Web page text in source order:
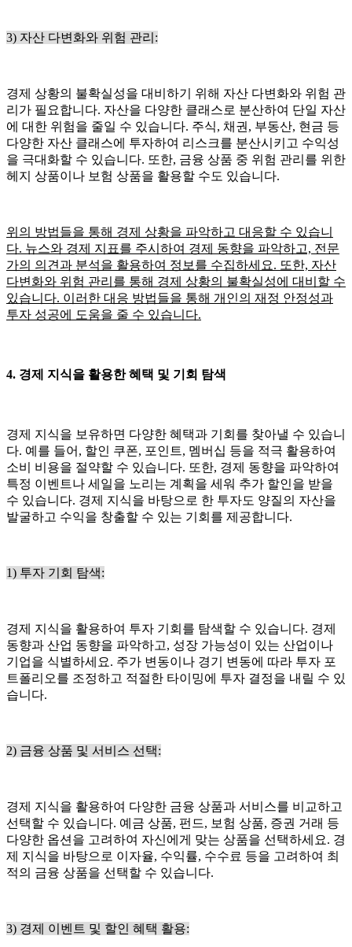
3) 자산 다변화와 위험 관리:
경제 상황의 불확실성을 대비하기 위해 자산 다변화와 위험 관
리가 필요합니다. 자산을 다양한 클래스로 분산하여 단일 자산
에 대한 위험을 줄일 수 있습니다. 주식, 채권, 부동산, 현금 등
다양한 자산 클래스에 투자하여 리스크를 분산시키고 수익성
을 극대화할 수 있습니다. 또한, 금융 상품 중 위험 관리를 위한
헤지 상품이나 보험 상품을 활용할 수도 있습니다.
위의 방법들을 통해 경제 상황을 파악하고 대응할 수 있습니
다. 뉴스와 경제 지표를 주시하여 경제 동향을 파악하고, 전문
가의 의견과 분석을 활용하여 정보를 수집하세요. 또한, 자산
다변화와 위험 관리를 통해 경제 상황의 불확실성에 대비할 수
있습니다. 이러한 대응 방법들을 통해 개인의 재정 안정성과
투자 성공에 도움을 줄 수 있습니다.
4. 경제 지식을 활용한 혜택 및 기회 탐색
경제 지식을 보유하면 다양한 혜택과 기회를 찾아낼 수 있습니
다. 예를 들어, 할인 쿠폰, 포인트, 멤버십 등을 적극 활용하여
소비 비용을 절약할 수 있습니다. 또한, 경제 동향을 파악하여
특정 이벤트나 세일을 노리는 계획을 세워 추가 할인을 받을
수 있습니다. 경제 지식을 바탕으로 한 투자도 양질의 자산을
발굴하고 수익을 창출할 수 있는 기회를 제공합니다.
1) 투자 기회 탐색:
경제 지식을 활용하여 투자 기회를 탐색할 수 있습니다. 경제
동향과 산업 동향을 파악하고, 성장 가능성이 있는 산업이나
기업을 식별하세요. 주가 변동이나 경기 변동에 따라 투자 포
트폴리오를 조정하고 적절한 타이밍에 투자 결정을 내릴 수 있
습니다.
2) 금융 상품 및 서비스 선택:
경제 지식을 활용하여 다양한 금융 상품과 서비스를 비교하고
선택할 수 있습니다. 예금 상품, 펀드, 보험 상품, 증권 거래 등
다양한 옵션을 고려하여 자신에게 맞는 상품을 선택하세요. 경
제 지식을 바탕으로 이자율, 수익률, 수수료 등을 고려하여 최
적의 금융 상품을 선택할 수 있습니다.
3) 경제 이벤트 및 할인 혜택 활용: